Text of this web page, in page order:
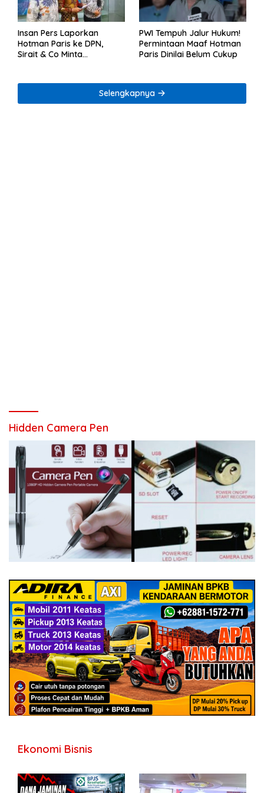
Insan Pers Laporkan
Hotman Paris ke DPN,
Sirait & Co Minta
PWI Tempuh Jalur Hukum!
Permintaan Maaf Hotman
Paris Dinilai Belum Cukup
Selengkapnya
Hidden Camera Pen
Ekonomi Bisnis